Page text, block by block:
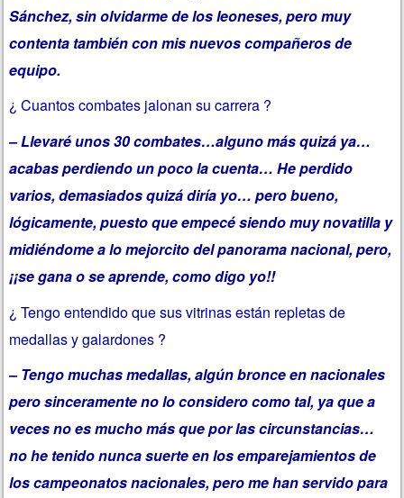
Sánchez, sin olvidarme de los leoneses, pero muy
contenta también con mis nuevos compañeros de
equipo.
¿ Cuantos combates jalonan su carrera ?
– Llevaré unos 30 combates…alguno más quizá ya…
acabas perdiendo un poco la cuenta… He perdido
varios, demasiados quizá diría yo… pero bueno,
lógicamente, puesto que empecé siendo muy novatilla y
midiéndome a lo mejorcito del panorama nacional, pero,
¡¡se gana o se aprende, como digo yo!!
¿ Tengo entendido que sus vitrinas están repletas de
medallas y galardones ?
– Tengo muchas medallas, algún bronce en nacionales
pero sinceramente no lo considero como tal, ya que a
veces no es mucho más que por las circunstancias…
no he tenido nunca suerte en los emparejamientos de
los campeonatos nacionales, pero me han servido para